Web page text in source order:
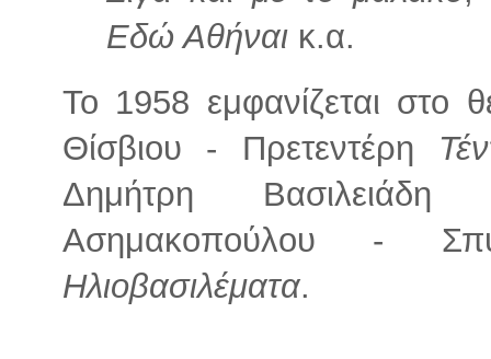
Εδώ Αθήναι κ.α.
Το 1958 εμφανίζεται στο
Θίσβιου - Πρετεντέρη
Δημήτρη
Ασημακοπούλου -
Ηλιοβασιλέματα.